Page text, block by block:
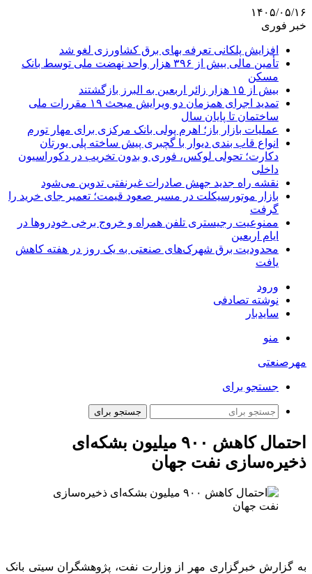
۱۴۰۵/۰۵/۱۶
خبر فوری
افزایش پلکانی تعرفه بهای برق کشاورزی لغو شد
تأمین مالی بیش از ۳۹۶ هزار واحد نهضت ملی توسط بانک
مسکن
بیش از ۱۵ هزار زائر اربعین به البرز بازگشتند
تمدید اجرای همزمان دو ویرایش مبحث ۱۹ مقررات ملی
ساختمان تا پایان سال
عملیات بازار باز؛ اهرم پولی بانک مرکزی برای مهار تورم
انواع قاب بندی دیوار با گچبری پیش ساخته پلی یورتان
دکارت؛ تحولی لوکس، فوری و بدون تخریب در دکوراسیون
داخلی
نقشه راه جدید جهش صادرات غیرنفتی تدوین می‌شود
بازار موتورسیکلت در مسیر صعود قیمت؛ تعمیر جای خرید را
گرفت
ممنوعیت رجیستری تلفن همراه و خروج برخی خودروها در
ایام اربعین
محدودیت برق شهرک‌های صنعتی به یک روز در هفته کاهش
یافت
ورود
نوشته تصادفی
سایدبار
منو
مهرصنعتی
جستجو برای
جستجو برای
احتمال کاهش ۹۰۰ میلیون بشکه‌ای
ذخیره‌سازی نفت جهان
به گزارش خبرگزاری مهر از وزارت نفت، پژوهشگران سیتی بانک